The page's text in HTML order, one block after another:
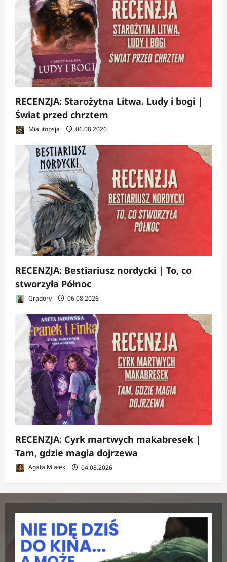
RECENZJA: Starożytna Litwa. Ludy i bogi |
Świat przed chrztem
Miautopsja 06.08.2026
RECENZJA: Bestiariusz nordycki | To, co
stworzyła Północ
Gradory 06.08.2026
RECENZJA: Cyrk martwych makabresek |
Tam, gdzie magia dojrzewa
Agata Miałek 04.08.2026